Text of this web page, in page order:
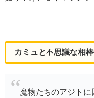
カミュと不思議な相棒
魔物たちのアジトに